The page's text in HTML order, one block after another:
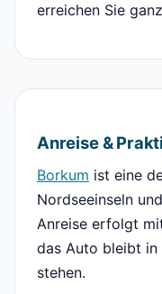
erreichen Sie
Anreise &
Borkum ist eine
Nordseeinseln
Anreise erfolgt
das Auto bleibt in
stehen.